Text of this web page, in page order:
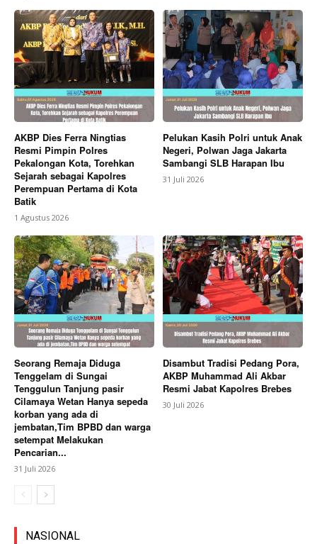
AKBP Dies Ferra Ningtias
Resmi Pimpin Polres
Pekalongan Kota, Torehkan
Sejarah sebagai Kapolres
Perempuan Pertama di Kota
Batik
1 Agustus 2026
Pelukan Kasih Polri untuk Anak
Negeri, Polwan Jaga Jakarta
Sambangi SLB Harapan Ibu
31 Juli 2026
Seorang Remaja Diduga
Tenggelam di Sungai
Tenggulun Tanjung pasir
Cilamaya Wetan Hanya sepeda
korban yang ada di
jembatan,Tim BPBD dan warga
setempat Melakukan
Pencarian...
31 Juli 2026
Disambut Tradisi Pedang Pora,
AKBP Muhammad Ali Akbar
Resmi Jabat Kapolres Brebes
30 Juli 2026
NASIONAL